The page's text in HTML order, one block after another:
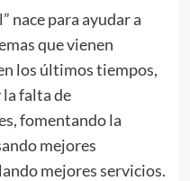
nace para ayudar a
que vienen
los últimos tiempos,
falta de
fomentando la
mejores
mejores servicios.